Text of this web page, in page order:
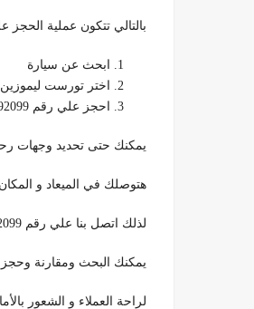
بالتالي تتكون عملية الحجز على موقعنا
ابحث عن سيارة
اختر تورست ليموزين
احجز علي رقم 0201099792099
يمكنك حتى تحديد وجهات رحلاتك
هتوصلك في الميعاد و
لذلك اتصل بنا علي رقم 0201099792099 للعثور على أفضل سيارة لك.
يمكنك البحث ومقارنة وحجز
لراحة العملاء و الشعور